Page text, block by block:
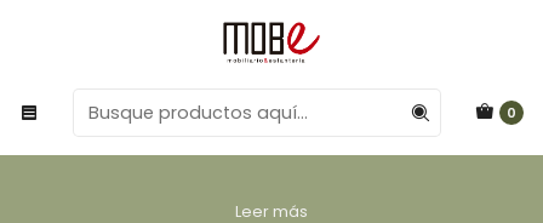
0
Leer más